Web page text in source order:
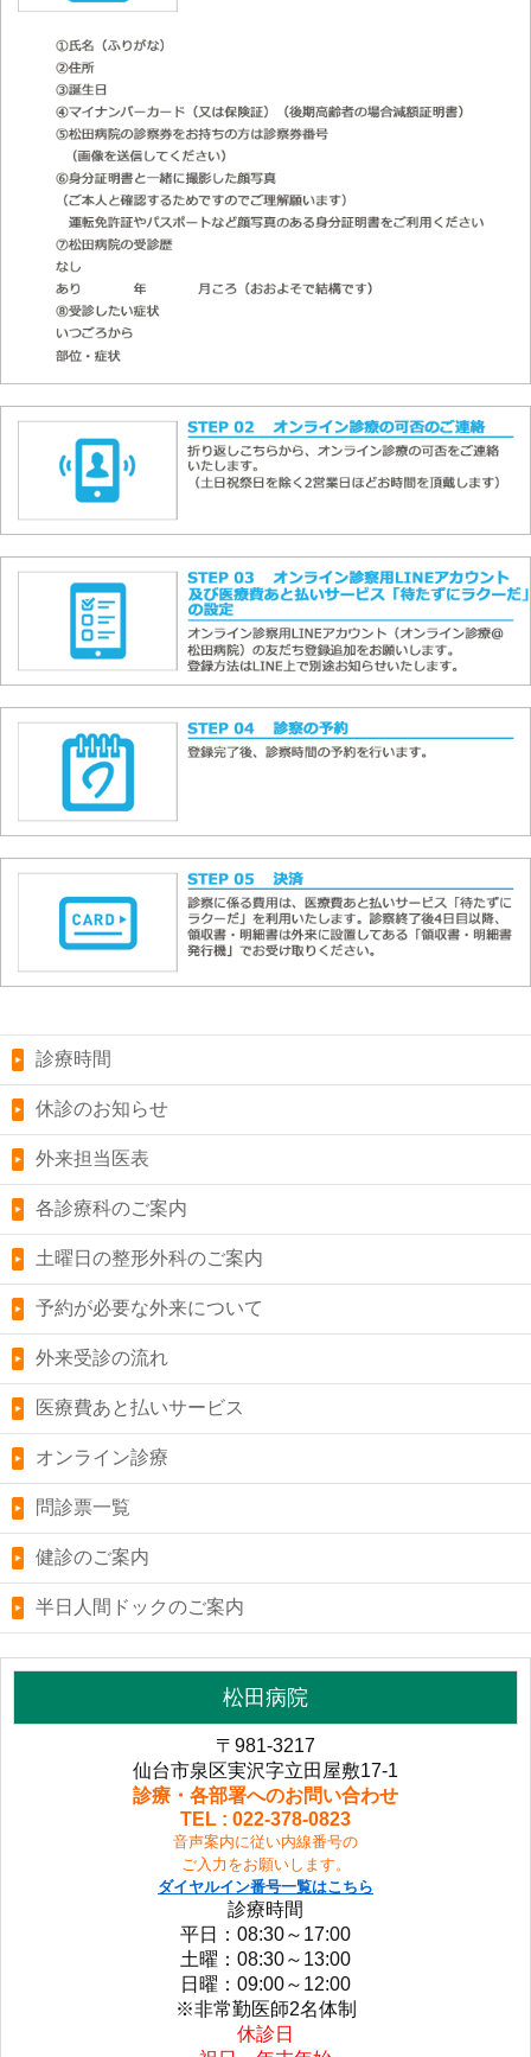
診療時間
休診のお知らせ
外来担当医表
各診療科のご案内
土曜日の整形外科のご案内
予約が必要な外来について
外来受診の流れ
医療費あと払いサービス
オンライン診療
問診票一覧
健診のご案内
半日人間ドックのご案内
松田病院
〒981-3217
仙台市泉区実沢字立田屋敷17-1
診療・各部署へのお問い合わせ
TEL : 022-378-0823
音声案内に従い内線番号の
ご入力をお願いします。
ダイヤルイン番号一覧はこちら
診療時間
平日：08:30～17:00
土曜：08:30～13:00
日曜：09:00～12:00
※非常勤医師2名体制
休診日